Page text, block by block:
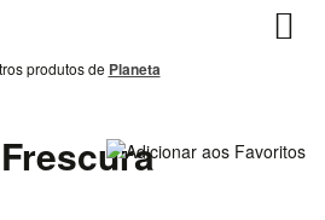
produtos de Planeta